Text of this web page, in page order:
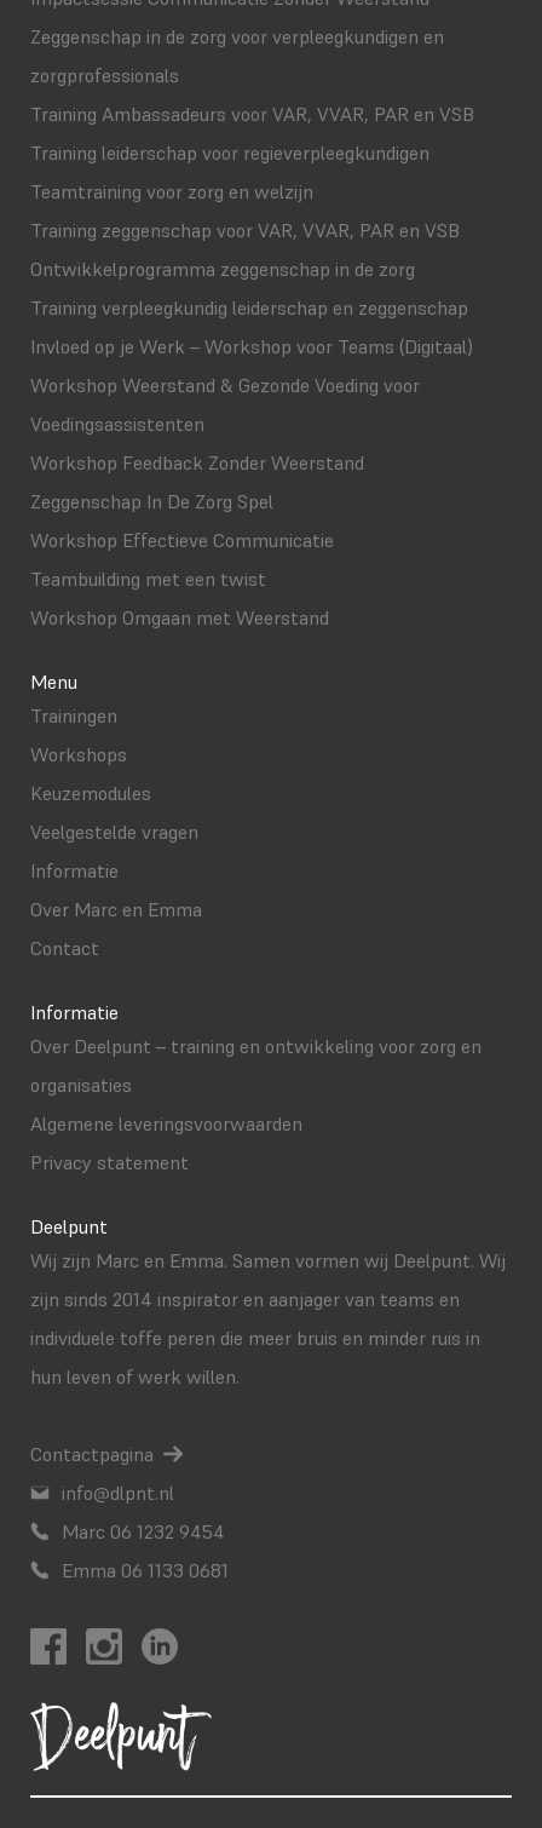
Zeggenschap in de zorg voor verpleegkundigen en
zorgprofessionals
Training Ambassadeurs voor VAR, VVAR, PAR en VSB
Training leiderschap voor regieverpleegkundigen
Teamtraining voor zorg en welzijn
Training zeggenschap voor VAR, VVAR, PAR en VSB
Ontwikkelprogramma zeggenschap in de zorg
Training verpleegkundig leiderschap en zeggenschap
Invloed op je Werk – Workshop voor Teams (Digitaal)
Workshop Weerstand & Gezonde Voeding voor
Voedingsassistenten
Workshop Feedback Zonder Weerstand
Zeggenschap In De Zorg Spel
Workshop Effectieve Communicatie
Teambuilding met een twist
Workshop Omgaan met Weerstand
Menu
Trainingen
Workshops
Keuzemodules
Veelgestelde vragen
Informatie
Over Marc en Emma
Contact
Informatie
Over Deelpunt – training en ontwikkeling voor zorg en
organisaties
Algemene leveringsvoorwaarden
Privacy statement
Deelpunt
Wij zijn Marc en Emma. Samen vormen wij Deelpunt. Wij
zijn sinds 2014 inspirator en aanjager van teams en
individuele toffe peren die meer bruis en minder ruis in
hun leven of werk willen.
Contactpagina
info@dlpnt.nl
Marc 06 1232 9454
Emma 06 1133 0681